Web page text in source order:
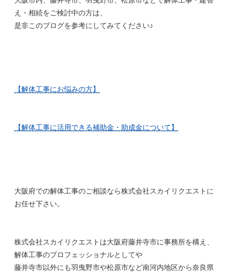
え・相続をご検討中の方は、
是非このブログを参考にしてみてください♪
【解体工事にお悩みの方】
【解体工事に活用できる補助金・助成金について】
大阪府での解体工事のご相談なら株式会社スカイリクエストに
お任せ下さい。
株式会社スカイリクエストは大阪府藤井寺市に事務所を構え、
解体工事のプロフェッショナルとしてや
藤井寺市以外にも羽曳野市や松原市など南河内地区から奈良県